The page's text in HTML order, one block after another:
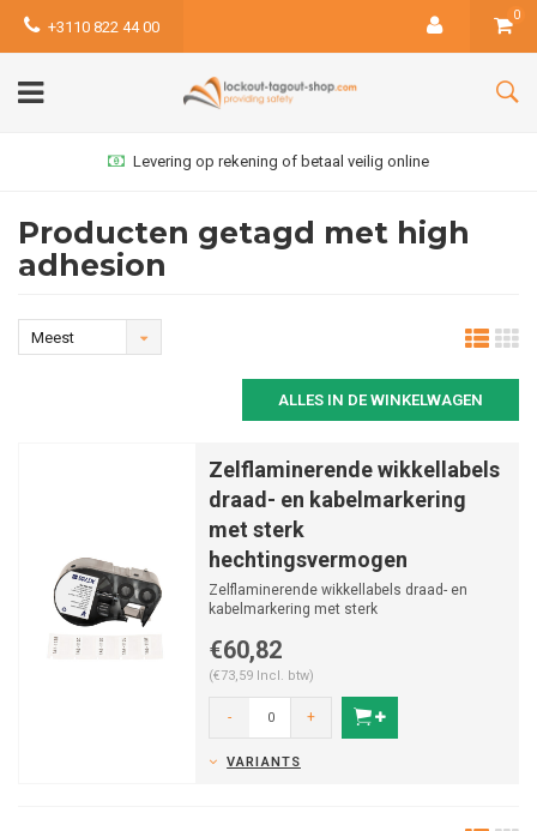
+3110 822 44 00
0
Levering op rekening of betaal veilig online
Producten getagd met high
adhesion
Meest
ALLES IN DE WINKELWAGEN
Zelflaminerende wikkellabels
draad- en kabelmarkering
met sterk
hechtingsvermogen
Zelflaminerende wikkellabels draad- en
kabelmarkering met sterk
€60,82
(€73,59 Incl. btw)
- +
VARIANTS